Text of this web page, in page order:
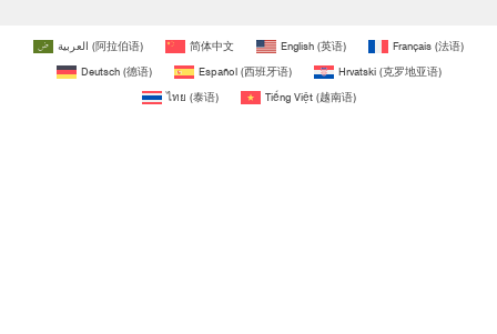
العربية (阿拉伯语) 简体中文 English (英语) Français (法语)
Deutsch(德语) Español(西班牙语) Hrvatski(克罗地亚语)
ไทย (泰语) Tiếng Việt(越南语)